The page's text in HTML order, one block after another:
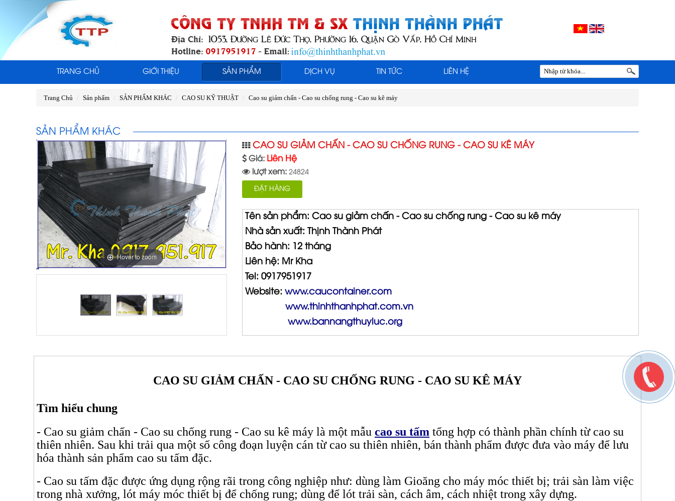
TRANG CHỦ GIỚI THIỆU SẢN PHẨM DỊCH VỤ TIN TỨC LIÊN HỆ
Trang Chủ Sản phẩm SẢN PHẨM KHÁC CAO SU KỸ THUẬT Cao su giảm chấn - Cao su chống rung - Cao su kê máy
SẢN PHẨM KHÁC
Hover to zoom
CAO SU GIẢM CHẤN - CAO SU CHỐNG RUNG - CAO SU KÊ MÁY
Giá: Liên Hệ
lượt xem: 24824
ĐẶT HÀNG
Tên sản phẩm: Cao su giảm chấn - Cao su chống rung - Cao su kê máy
Nhà sản xuất: Thịnh Thành Phát
Bảo hành: 12 tháng
Liên hệ: Mr Kha
Tel: 0917951917
Website: www.caucontainer.com
www.thinhthanhphat.com.vn
www.bannangthuyluc.org
CAO SU GIẢM CHẤN - CAO SU CHỐNG RUNG - CAO SU KÊ MÁY
Tìm hiểu chung
- Cao su giảm chấn - Cao su chống rung - Cao su kê máy là một mẫu cao su tấm tổng hợp có thành phần chính từ cao su
thiên nhiên. Sau khi trải qua một số công đoạn luyện cán từ cao su thiên nhiên, bán thành phẩm được đưa vào máy để lưu
hóa thành sản phẩm cao su tấm đặc.
- Cao su tấm đặc được ứng dụng rộng rãi trong công nghiệp như: dùng làm Gioăng cho máy móc thiết bị; trải sàn làm việc
trong nhà xưởng, lót máy móc thiết bị để chống rung; dùng để lót trải sàn, cách âm, cách nhiệt trong xây dựng.